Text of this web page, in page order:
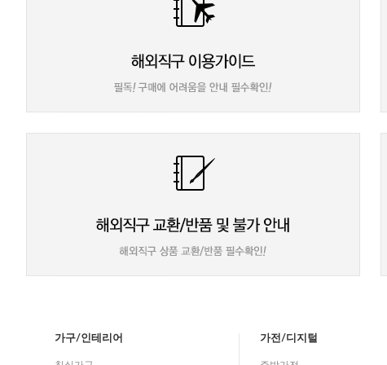
가구/인테리어 가전/디지털